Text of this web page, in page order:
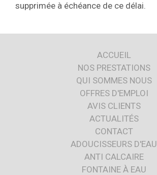
supprimée à échéance de ce délai.
ACCUEIL
NOS PRESTATIONS
QUI SOMMES NOUS
OFFRES D'EMPLOI
AVIS CLIENTS
ACTUALITÉS
CONTACT
ADOUCISSEURS D'EAU
ANTI CALCAIRE
FONTAINE À EAU